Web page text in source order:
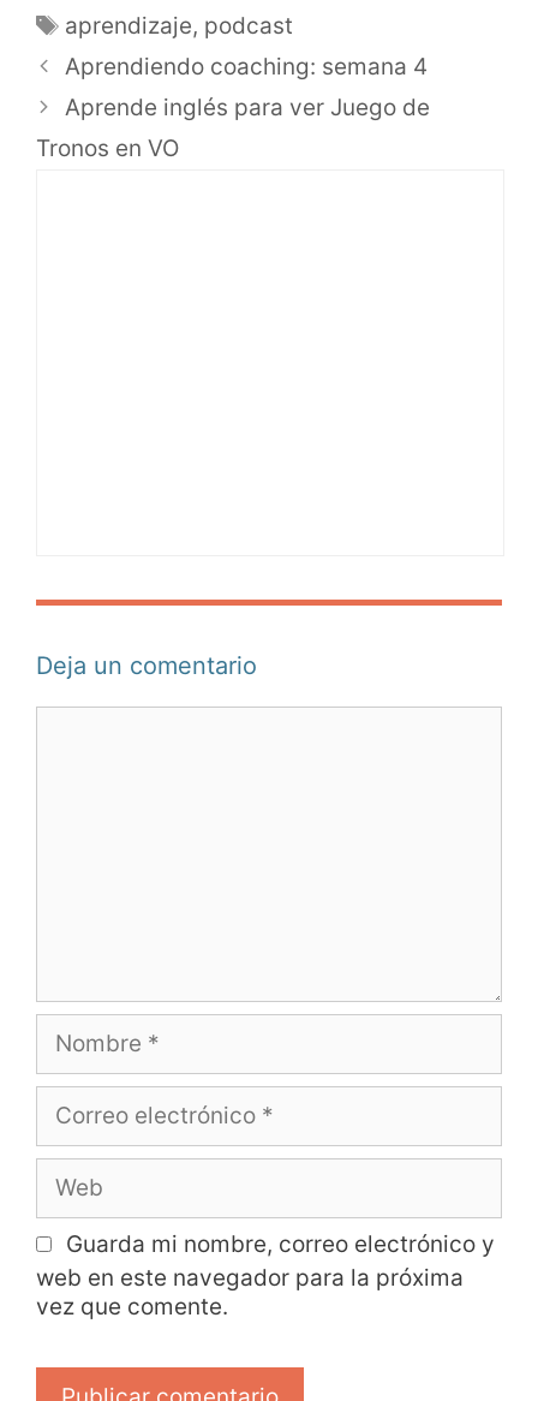
aprendizaje, podcast
Aprendiendo coaching: semana 4
Aprende inglés para ver Juego de
Tronos en VO
Deja un comentario
Guarda mi nombre, correo electrónico y
web en este navegador para la próxima
vez que comente.